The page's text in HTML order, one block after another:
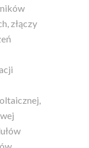
złączy